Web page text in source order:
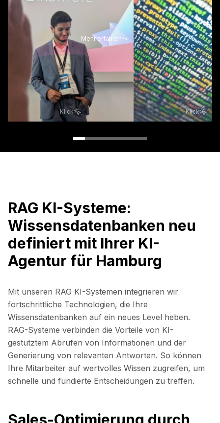
Mehr erfahren
Klick Klick
RAG KI-Systeme:
Wissensdatenbanken neu
definiert mit Ihrer KI-
Agentur für Hamburg
Mit unseren RAG KI-Systemen integrieren wir
fortschrittliche Technologien, die Ihre
Wissensdatenbanken auf ein neues Level heben.
RAG-Systeme verbinden die Vorteile von KI-
gestütztem Abrufen von Informationen und der
Generierung von relevanten Antworten. So können
Ihre Mitarbeiter auf wertvolles Wissen zugreifen, um
schnelle und fundierte Entscheidungen zu treffen.
Sales-Optimierung durch